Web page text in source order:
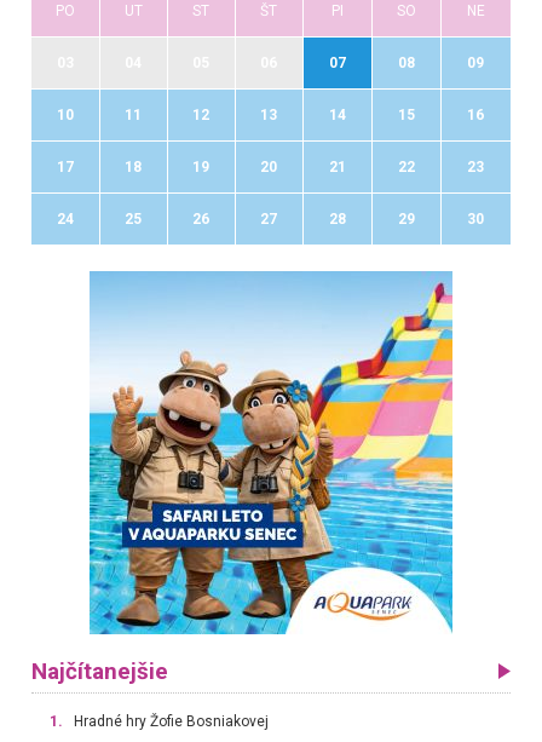
PO UT ST ŠT PI SO NE
07 08 09
10 11 12 13 14 15 16
17 18 19 20 21 22 23
24 25 26 27 28 29 30
Najčítanejšie
1. Hradné hry Žofie Bosniakovej